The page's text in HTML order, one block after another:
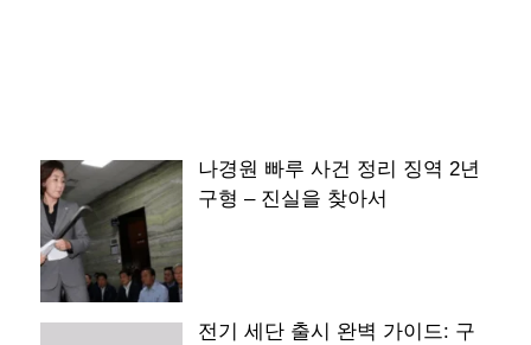
나경원 빠루 사건 정리 징역 2년
구형 – 진실을 찾아서
전기 세단 출시 완벽 가이드: 구